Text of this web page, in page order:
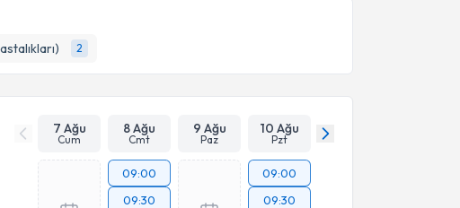
2
7 Ağu
Cum
8 Ağu
Cmt
9 Ağu
Paz
10 Ağu
Pzt
09:00
09:30
09:00
09:30